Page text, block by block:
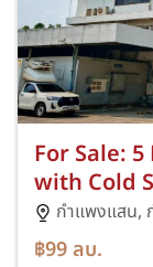
For Sale:
with Cold
Nakhon
กำแพงแสน
กำแพงแสน,
฿99ลบ.